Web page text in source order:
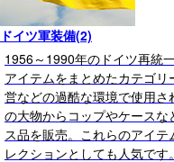
ドイツ軍装備(2)
1956～1990年のドイツ再統
アイテムをまとめたカテゴ
営などの過酷な環境で使用
の大物からコップやケース
ス品を販売。これらのアイ
レクションとしても人気です。